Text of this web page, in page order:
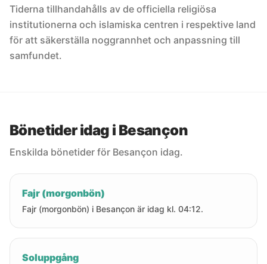
Tiderna tillhandahålls av de officiella religiösa
institutionerna och islamiska centren i respektive land
för att säkerställa noggrannhet och anpassning till
samfundet.
Bönetider idag i Besançon
Enskilda bönetider för Besançon idag.
Fajr (morgonbön)
Fajr (morgonbön) i Besançon är idag kl. 04:12.
Soluppgång